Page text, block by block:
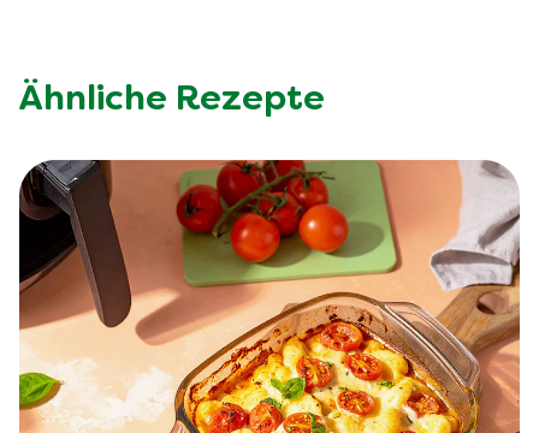
Ähnliche Rezepte